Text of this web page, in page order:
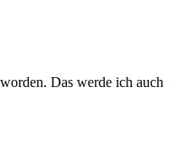
Das werde ich auch